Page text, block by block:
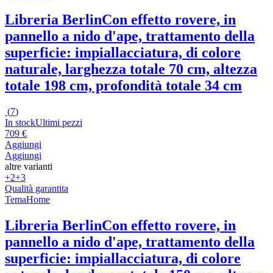
Libreria BerlinCon effetto rovere, in
pannello a nido d'ape, trattamento della
superficie: impiallacciatura, di colore
naturale, larghezza totale 70 cm, altezza
totale 198 cm, profondità totale 34 cm
(7)
In stockUltimi pezzi
709 €
Aggiungi
Aggiungi
altre varianti
+2+3
Qualità garantita
TemaHome
Libreria BerlinCon effetto rovere, in
pannello a nido d'ape, trattamento della
superficie: impiallacciatura, di colore